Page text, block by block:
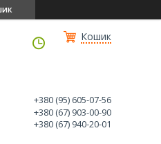
Кошик
+380 (95) 605-07-56
+380 (67) 903-00-90
+380 (67) 940-20-01